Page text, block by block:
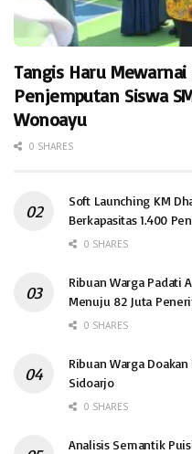
Tangis Haru Mewarnai
Penjemputan Siswa
Wonoayu
0 SHARES
Soft Launching KM
Berkapasitas 1.400
0 SHARES
Ribuan Warga Padati
Menuju 82 Juta
0 SHARES
Ribuan Warga
Sidoarjo
0 SHARES
Analisis Semantik